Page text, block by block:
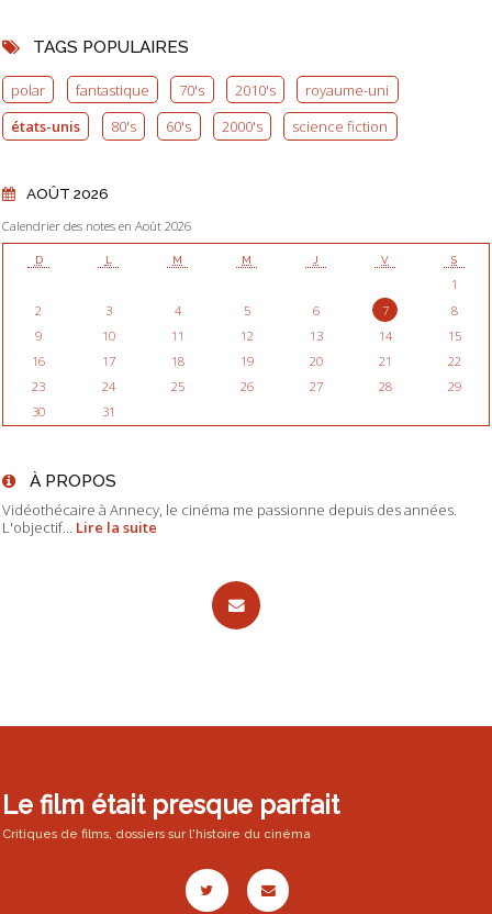
TAGS POPULAIRES
polar fantastique 70's 2010's
royaume-uni
états-unis
80's 60's 2000's science fiction
AOÛT 2026
Calendrier des notes en Août 2026
D L M M J V S
1
2
3 4 5 6 7
8
9
10 11 12 13 14
15
16
17 18 19 20 21
22
23
24 25 26 27 28
29
30
31
À PROPOS
Vidéothécaire à Annecy, le cinéma me passionne depuis des années.
L'objectif... Lire la suite
Le film était presque parfait
Critiques de films, dossiers sur l'histoire du cinéma